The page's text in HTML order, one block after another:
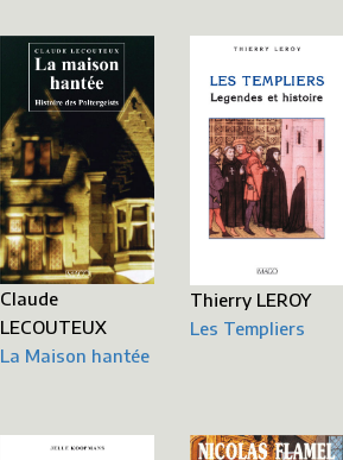
Claude
LECOUTEUX
La Maison hantée
Thierry LEROY
Les Templiers